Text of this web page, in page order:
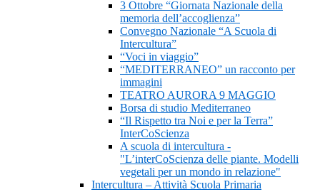
3 Ottobre “Giornata Nazionale della
memoria dell’accoglienza”
Convegno Nazionale “A Scuola di
Intercultura”
“Voci in viaggio”
“MEDITERRANEO” un racconto per
immagini
TEATRO AURORA 9 MAGGIO
Borsa di studio Mediterraneo
“Il Rispetto tra Noi e per la Terra”
InterCoScienza
A scuola di intercultura -
"L’interCoScienza delle piante. Modelli
vegetali per un mondo in relazione"
Intercultura – Attività Scuola Primaria